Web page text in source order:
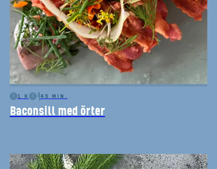
1 H 45 MIN.
Baconsill med örter